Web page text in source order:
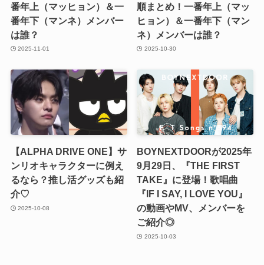
番年上（マッヒョン）＆一
番年下（マンネ）メンバー
は誰？
2025-11-01
順まとめ！一番年上（マッ
ヒョン）＆一番年下（マン
ネ）メンバーは誰？
2025-10-30
【ALPHA DRIVE ONE】サ
ンリオキャラクターに例え
るなら？推し活グッズも紹
介♡
2025-10-08
BOYNEXTDOORが2025年
9月29日、『THE FIRST
TAKE』に登場！歌唱曲
『IF I SAY, I LOVE YOU』
の動画やMV、メンバーを
ご紹介◎
2025-10-03